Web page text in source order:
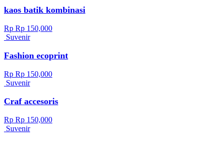
kaos batik kombinasi
Rp Rp 150,000
Suvenir
Fashion ecoprint
Rp Rp 150,000
Suvenir
Craf accesoris
Rp Rp 150,000
Suvenir